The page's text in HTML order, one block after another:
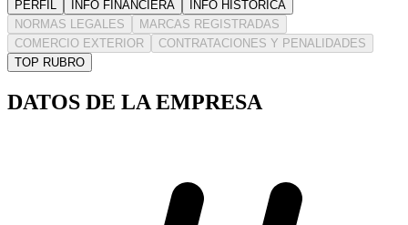
PERFIL INFO FINANCIERA
INFO HISTORICA
NORMAS LEGALES
MARCAS REGISTRADAS
COMERCIO EXTERIOR
CONTRATACIONES Y PENALIDADES
TOP RUBRO
DATOS DE LA EMPRESA